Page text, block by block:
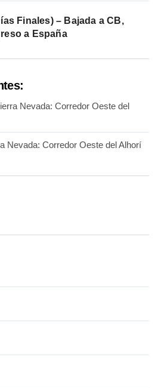
Finales) – Bajada a CB,
a España
Nevada: Corredor Oeste del
Nevada: Corredor Oeste del Alhorí